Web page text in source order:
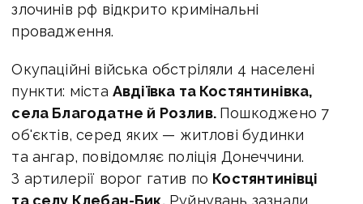
злочинів рф відкрито кримінальні
провадження.
Окупаційні війська обстріляли 4 населені
пункти: міста Авдіївка та Костянтинівка,
села Благодатне й Розлив. Пошкоджено 7
об'єктів, серед яких — житлові будинки
та ангар, повідомляє поліція Донеччини.
З артилерії ворог гатив по Костянтинівці
та селу Клебан-Бик. Руйнувань зазнали